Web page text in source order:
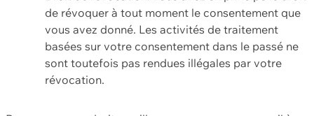
de révoquer à tout moment le consentement que
vous avez donné. Les activités de traitement
basées sur votre consentement dans le passé ne
sont toutefois pas rendues illégales par votre
révocation.